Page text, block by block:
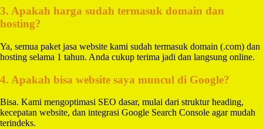
3. Apakah harga sudah termasuk domain dan
hosting?
Ya, semua paket jasa website kami sudah termasuk domain (.com) dan
hosting selama 1 tahun. Anda cukup terima jadi dan langsung online.
4. Apakah bisa website saya muncul di Google?
Bisa. Kami mengoptimasi SEO dasar, mulai dari struktur heading,
kecepatan website, dan integrasi Google Search Console agar mudah
terindeks.